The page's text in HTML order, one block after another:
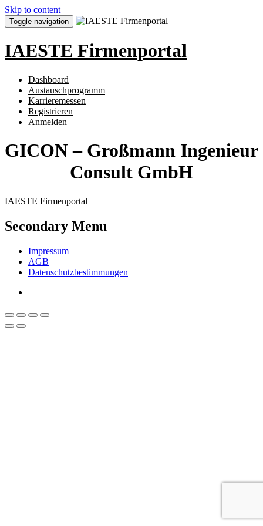
Skip to content
Toggle navigation
IAESTE Firmenportal
Dashboard
Austauschprogramm
Karrieremessen
Registrieren
Anmelden
GICON – Großmann Ingenieur
Consult GmbH
IAESTE Firmenportal
Secondary Menu
Impressum
AGB
Datenschutzbestimmungen